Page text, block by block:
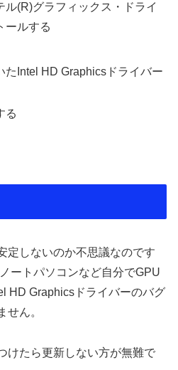
ル(R)グラフィックス・ドライ
ールする
たIntel HD Graphicsドライバー
る
定しないのか不思議なのです
ートパソコンなど自分でGPU
HD Graphicsドライバーのバグ
せん。
けたら更新しない方が無難で